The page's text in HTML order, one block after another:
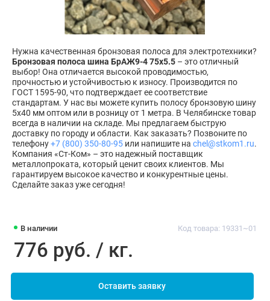
В наличии Код товара: 19331~01
776 руб. / кг.
Оставить заявку
Нужна качественная бронзовая полоса для электротехники?
Бронзовая полоса шина БрАЖ9-4 75х5.5 – это отличный
выбор! Она отличается высокой проводимостью,
прочностью и устойчивостью к износу. Производится по
ГОСТ 1595-90, что подтверждает ее соответствие
стандартам. У нас вы можете купить полосу бронзовую шину
5x40 мм оптом или в розницу от 1 метра. В Челябинске товар
всегда в наличии на складе. Мы предлагаем быструю
доставку по городу и области. Как заказать? Позвоните по
телефону+7 (800) 350-80-95 или напишите на chel@stkom1.ru.
Компания «Ст-Ком» – это надежный поставщик
металлопроката, который ценит своих клиентов. Мы
гарантируем высокое качество и конкурентные цены.
Сделайте заказ уже сегодня!